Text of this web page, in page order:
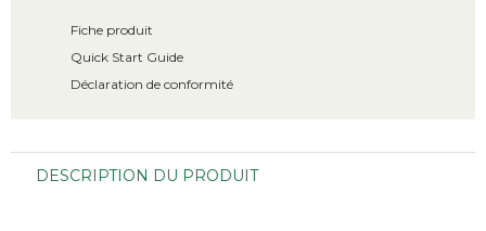
Fiche produit
Quick Start Guide
Déclaration de conformité
DESCRIPTION DU PRODUIT